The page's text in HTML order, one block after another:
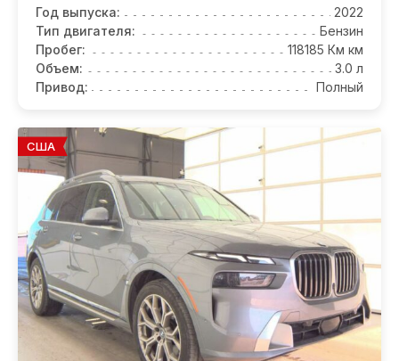
Год выпуска:
2022
Тип двигателя:
Бензин
Пробег:
118185 Км км
Объем:
3.0 л
Привод:
Полный
США